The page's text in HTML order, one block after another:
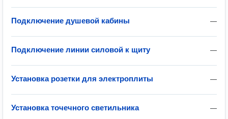
—
Подключение душевой кабины
—
Подключение линии силовой к щиту
—
Установка розетки для электроплиты
—
Установка точечного светильника